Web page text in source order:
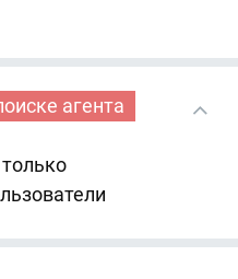
агента